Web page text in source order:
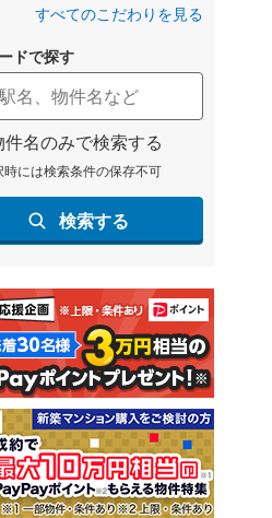
すべてのこだわりを見る
ドで探す
件名のみで検索する
時には検索条件の保存不可
検索する